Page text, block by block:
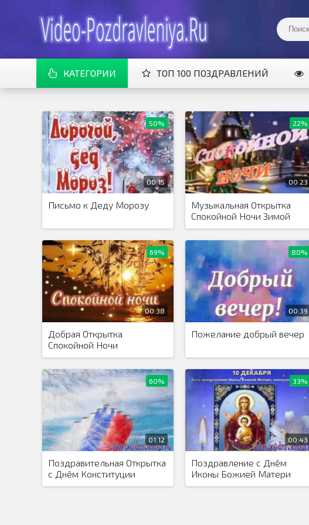
КАТЕГОРИИ ТОП 100 ПОЗДРАВЛЕНИЙ
50%
00:15
Письмо к Деду Морозу
22%
00:23
Музыкальная Открытка
Спокойной Ночи Зимой
69%
00:38
Добрая Открытка
Спокойной Ночи
80%
00:39
Пожелание добрый вечер
60%
01:12
Поздравительная Открытка
с Днём Конституции
33%
00:43
Поздравление с Днём
Иконы Божией Матери
Знамение